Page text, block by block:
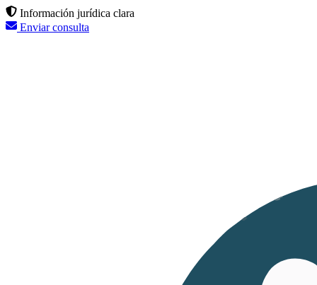
Información jurídica clara
Enviar consulta